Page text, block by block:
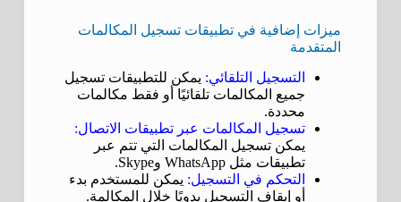
ميزات إضافية في تطبيقات تسجيل المكالمات
المتقدمة
التسجيل التلقائي: يمكن للتطبيقات تسجيل
جميع المكالمات تلقائيًا أو فقط مكالمات
محددة.
تسجيل المكالمات عبر تطبيقات الاتصال:
يمكن تسجيل المكالمات التي تتم عبر
تطبيقات مثل WhatsApp وSkype.
التحكم في التسجيل: يمكن للمستخدم بدء
أو إيقاف التسجيل يدويًا خلال المكالمة.